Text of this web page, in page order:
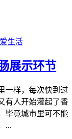
爱生活
展示环节
一样，每次快到过
有人开始灌起了香
毕竟城市里可不能
...